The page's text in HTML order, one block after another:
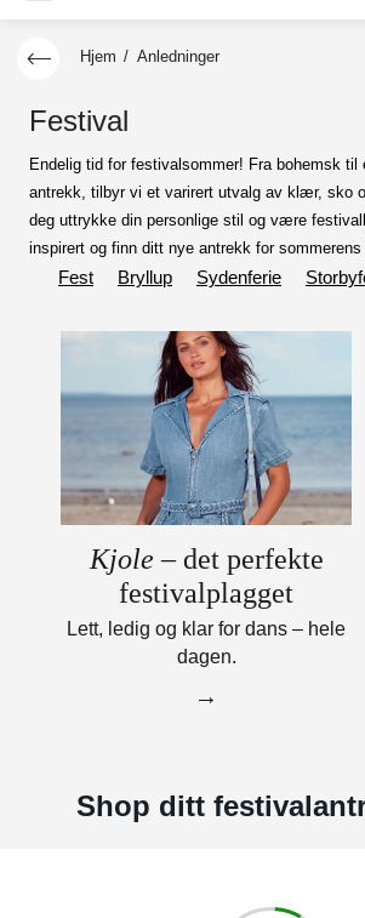
Hjem / Anledninger
Festival
Endelig tid for festivalsommer! Fra bohemsk til
antrekk, tilbyr vi et varirert utvalg av klær, sko
deg uttrykke din personlige stil og være
inspirert og finn ditt nye antrekk for
Fest Bryllup Sydenferie
Kjole – det perfekte
festivalplagget
Lett, ledig og klar for dans – hele
dagen.
→
Shop ditt